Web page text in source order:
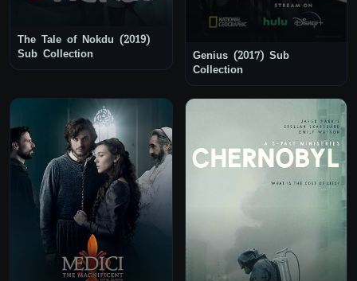
The Tale of Nokdu (2019)
Sub Collection
Genius (2017) Sub
Collection